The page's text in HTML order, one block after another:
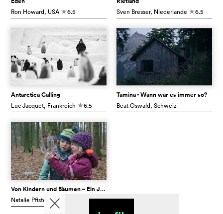
Ron Howard, USA c6.5 Sven Bresser, Niederlande c6.5
Antarctica Calling
Luc Jacquet, Frankreich c6.5
Tamina - Wann war es immer so?
Beat Oswald, Schweiz
Von Kindern und Bäumen – Ein Jahr in der Waldschule
Natalie Pfister , Schweiz